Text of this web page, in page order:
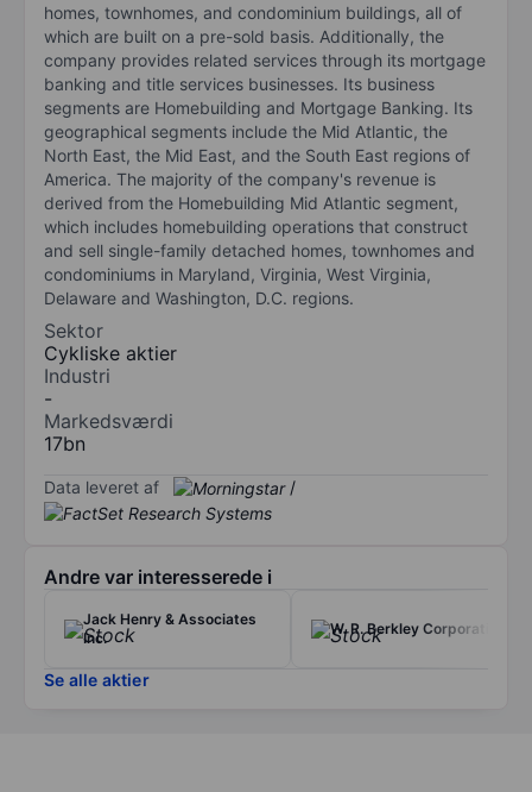
homes, townhomes, and condominium buildings, all of
which are built on a pre-sold basis. Additionally, the
company provides related services through its mortgage
banking and title services businesses. Its business
segments are Homebuilding and Mortgage Banking. Its
geographical segments include the Mid Atlantic, the
North East, the Mid East, and the South East regions of
America. The majority of the company's revenue is
derived from the Homebuilding Mid Atlantic segment,
which includes homebuilding operations that construct
and sell single-family detached homes, townhomes and
condominiums in Maryland, Virginia, West Virginia,
Delaware and Washington, D.C. regions.
Sektor
Cykliske aktier
Industri
-
Markedsværdi
17bn
Data leveret af /
Andre var interesserede i
Jack Henry & Associates
Inc.
W. R. Berkley Corporation
Se alle aktier